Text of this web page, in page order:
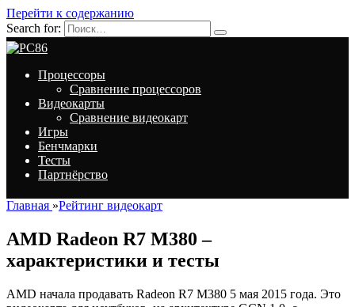
Перейти к содержанию
Search for:
Процессоры
Сравнение процессоров
Видеокарты
Сравнение видеокарт
Игры
Бенчмарки
Тесты
Партнёрство
Главная »Рейтинг видеокарт
AMD Radeon R7 M380 –
характеристики и тесты
AMD начала продавать Radeon R7 M380 5 мая 2015 года. Это